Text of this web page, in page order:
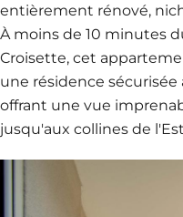
entièrement rénové,
À moins de 10 minutes
Croisette, cet
une résidence
offrant une vue
jusqu'aux collines de